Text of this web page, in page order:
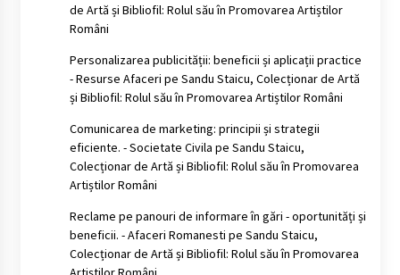
de Artă și Bibliofil: Rolul său în Promovarea Artiștilor
Români
Personalizarea publicității: beneficii și aplicații practice
- Resurse Afaceri pe Sandu Staicu, Colecționar de Artă
și Bibliofil: Rolul său în Promovarea Artiștilor Români
Comunicarea de marketing: principii și strategii
eficiente. - Societate Civila pe Sandu Staicu,
Colecționar de Artă și Bibliofil: Rolul său în Promovarea
Artiștilor Români
Reclame pe panouri de informare în gări - oportunități și
beneficii. - Afaceri Romanesti pe Sandu Staicu,
Colecționar de Artă și Bibliofil: Rolul său în Promovarea